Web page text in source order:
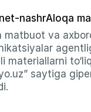
nashrAloqa
matbuot va
materiallarni
saytiga